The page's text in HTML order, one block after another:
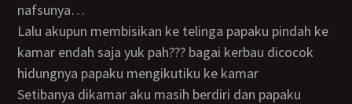
nafsunya…
Lalu akupun membisikan ke telinga papaku pindah ke
kamar endah saja yuk pah??? bagai kerbau dicocok
hidungnya papaku mengikutiku ke kamar
Setibanya dikamar aku masih berdiri dan papaku